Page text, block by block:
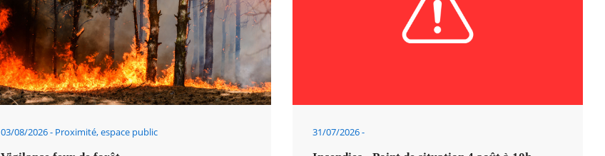
03/08/2026 Proximité, espace public 31/07/2026